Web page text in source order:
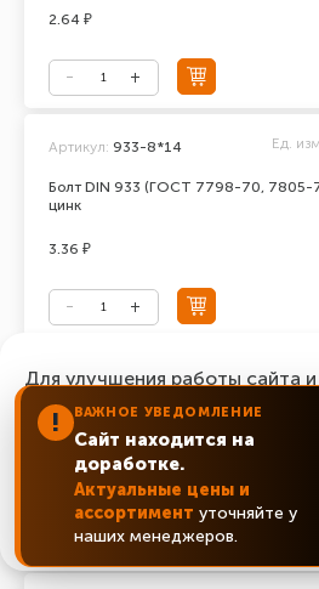
2.64 ₽
Болт DIN 933 (ГОСТ 7798-70, 7805-
цинк
Артикул: 933-8*14 Ед.
3.36 ₽
Болт DIN 933 (ГОСТ 7798-70, 7805-
цинк
Артикул: 933-8*16 Ед.
2.64 ₽
! ВАЖНОЕ УВЕДОМЛЕНИЕ
Сайт находится на
доработке.
Актуальные цены и
ассортимент уточняйте у
наших менеджеров.
Для улучшения работы сайта
пользователями мы
согласиться с нашим
нажмите “Ок, понятно!”
ОК, понятно!